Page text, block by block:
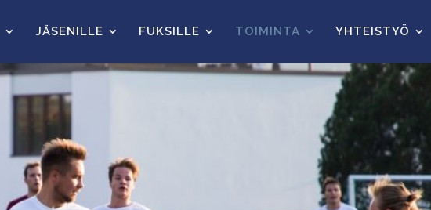
JÄSENILLE FUKSILLE TOIMINTA YHTEISTYÖ